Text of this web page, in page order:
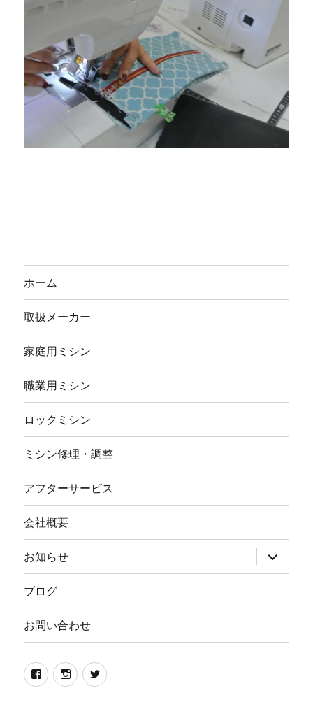
ホーム
取扱メーカー
家庭用ミシン
職業用ミシン
ロックミシン
ミシン修理・調整
アフターサービス
会社概要
お知らせ
ブ
メ
ー
開
ブログ
お問い合わせ
Facebook
イ
twitter